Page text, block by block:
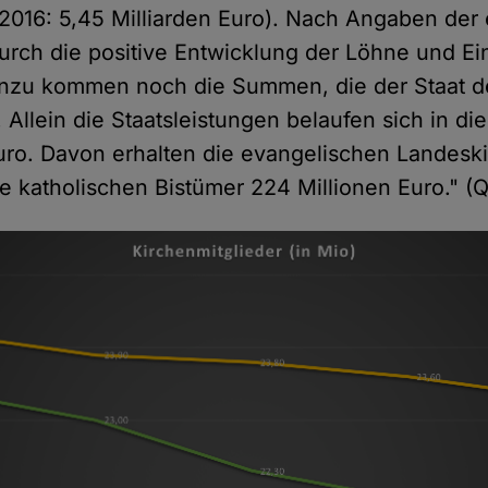
5,45 Milliarden Euro). Nach Angaben
die positive Entwicklung der Löhne und
kommen noch die Summen, die der Staat
die Staatsleistungen belaufen sich in
Davon erhalten die evangelischen
katholischen Bistümer 224 Millionen Euro."